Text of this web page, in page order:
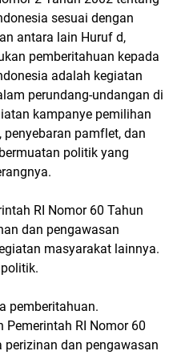
sesuai dengan
antara lain Huruf d,
pemberitahuan kepada
adalah kegiatan
perundang-undangan di
kampanye pemilihan
pamflet, dan
politik yang
RI Nomor 60 Tahun
dan pengawasan
masyarakat lainnya.
pemberitahuan.
Pemerintah RI Nomor 60
dan pengawasan